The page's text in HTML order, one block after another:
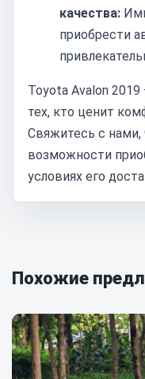
качества:
приобрести
Toyota Avalon
тех, кто ценит
Свяжитесь с нами,
возможности
условиях его
Похожие